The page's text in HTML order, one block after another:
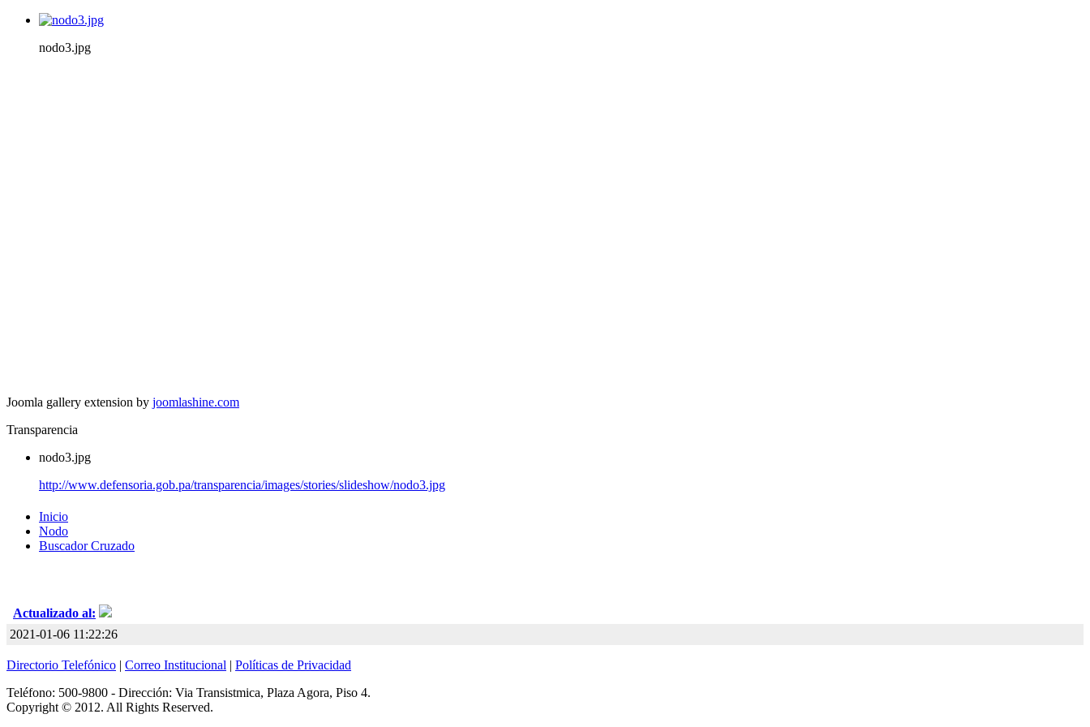
nodo3.jpg
Joomla gallery extension by joomlashine.com
Transparencia
nodo3.jpg
http://www.defensoria.gob.pa/transparencia/images/stories/slideshow/nodo3.jpg
Inicio
Nodo
Buscador Cruzado
Actualizado al:
2021-01-06 11:22:26
Directorio Telefónico | Correo Institucional | Políticas de Privacidad
Teléfono: 500-9800 - Dirección: Via Transistmica, Plaza Agora, Piso 4.
Copyright © 2012. All Rights Reserved.